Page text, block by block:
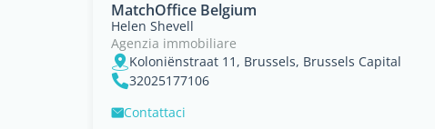
MatchOffice Belgium
Helen Shevell
Agenzia immobiliare
Koloniënstraat 11, Brussels, Brussels Capital
32025177106
Contattaci